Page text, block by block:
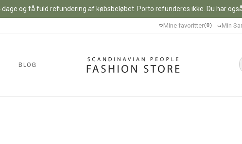
og få fuld refundering af købsbeløbet. Porto refunderes ikke. Du har
Mine favoritter 0 Min
BLOG